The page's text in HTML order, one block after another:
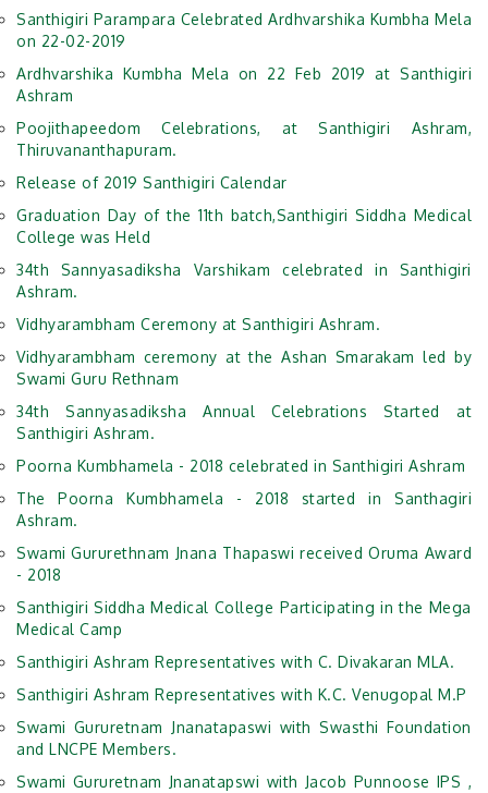
Santhigiri Parampara Celebrated Ardhvarshika Kumbha Mela
on 22-02-2019
Ardhvarshika Kumbha Mela on 22 Feb 2019 at Santhigiri
Ashram
Poojithapeedom Celebrations, at Santhigiri Ashram,
Thiruvananthapuram.
Release of 2019 Santhigiri Calendar
Graduation Day of the 11th batch,Santhigiri Siddha Medical
College was Held
34th Sannyasadiksha Varshikam celebrated in Santhigiri
Ashram.
Vidhyarambham Ceremony at Santhigiri Ashram.
Vidhyarambham ceremony at the Ashan Smarakam led by
Swami Guru Rethnam
34th Sannyasadiksha Annual Celebrations Started at
Santhigiri Ashram.
Poorna Kumbhamela - 2018 celebrated in Santhigiri Ashram
The Poorna Kumbhamela - 2018 started in Santhagiri
Ashram.
Swami Gururethnam Jnana Thapaswi received Oruma Award
- 2018
Santhigiri Siddha Medical College Participating in the Mega
Medical Camp
Santhigiri Ashram Representatives with C. Divakaran MLA.
Santhigiri Ashram Representatives with K.C. Venugopal M.P
Swami Gururetnam Jnanatapaswi with Swasthi Foundation
and LNCPE Members.
Swami Gururetnam Jnanatapswi with Jacob Punnoose IPS ,